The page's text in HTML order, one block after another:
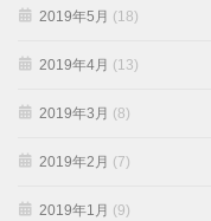
2019年5月 (18)
2019年4月 (13)
2019年3月 (8)
2019年2月 (7)
2019年1月 (9)